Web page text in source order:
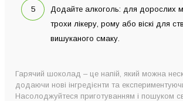
Додайте алкоголь: для дорослих
трохи лікеру, рому або віскі для
вишуканого смаку.
Гарячий шоколад – це напій, який можна
додаючи нові інгредієнти та
Насолоджуйтеся приготуванням і пошуком